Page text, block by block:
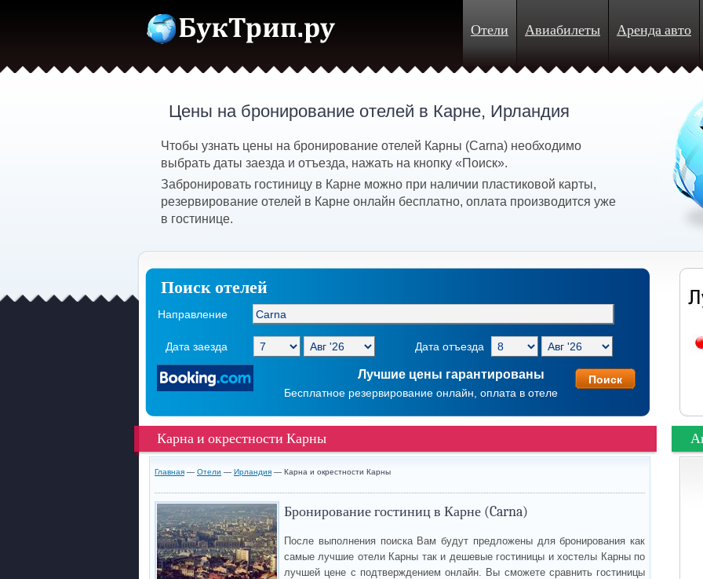
Отели Авиабилеты Аренда авто
Цены на бронирование отелей в Карне, Ирландия
Чтобы узнать цены на бронирование отелей Карны (Carna) необходимо
выбрать даты заезда и отъезда, нажать на кнопку «Поиск».
Забронировать гостиницу в Карне можно при наличии пластиковой карты,
резервирование отелей в Карне онлайн бесплатно, оплата производится уже
в гостинице.
Поиск отелей
Направление
Дата заезда Дата отъезда
Лучшие цены гарантированы
Бесплатное резервирование онлайн, оплата в отеле
Карна и окрестности Карны
Главная — Отели — Ирландия — Карна и окрестности Карны
Бронирование гостиниц в Карне (Carna)
После выполнения поиска Вам будут предложены для бронирования как
самые лучшие отели Карны так и дешевые гостиницы и хостелы Карны по
лучшей цене с подтверждением онлайн. Вы сможете сравнить гостиницы